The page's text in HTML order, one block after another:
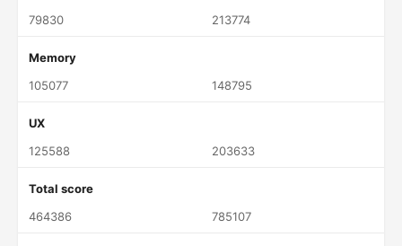
79830
213774
Memory
105077
148795
UX
125588
203633
Total score
464386
785107